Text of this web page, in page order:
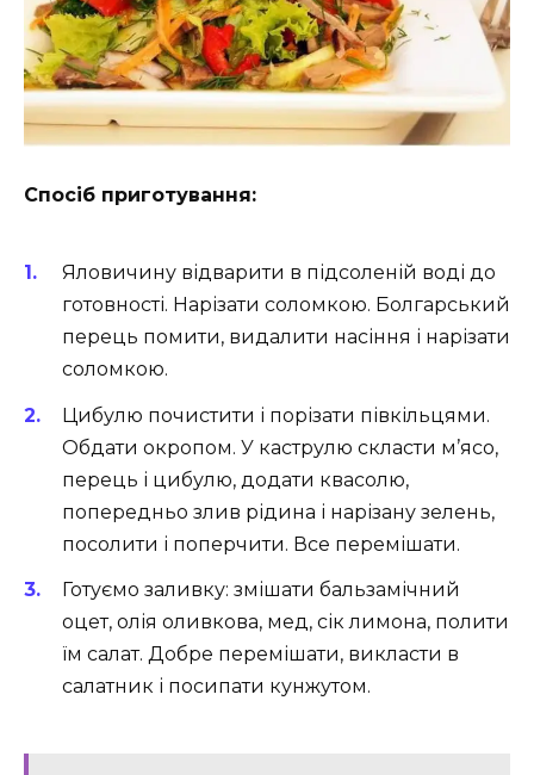
Спосіб приготування:
Яловичину відварити в підсоленій воді до
готовності. Нарізати соломкою. Болгарський
перець помити, видалити насіння і нарізати
соломкою.
Цибулю почистити і порізати півкільцями.
Обдати окропом. У каструлю скласти м’ясо,
перець і цибулю, додати квасолю,
попередньо злив рідина і нарізану зелень,
посолити і поперчити. Все перемішати.
Готуємо заливку: змішати бальзамічний
оцет, олія оливкова, мед, сік лимона, полити
їм салат. Добре перемішати, викласти в
салатник і посипати кунжутом.